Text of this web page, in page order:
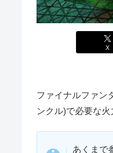
X
ファイナルファン
ンクル)で必要な
あくまで